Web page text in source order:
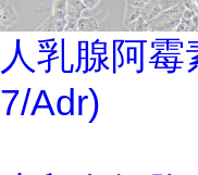
人乳腺阿
7/Adr)